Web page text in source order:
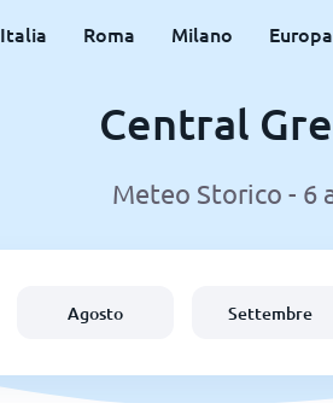
Italia Roma Milano Europa
Central
Meteo Storico - 6
Agosto Settembre